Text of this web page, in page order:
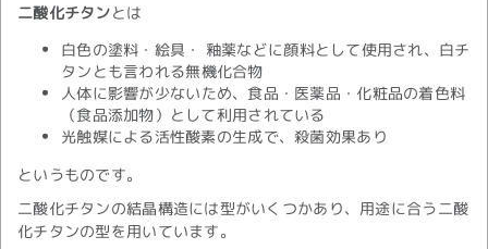
二酸化チタンとは
白色の塗料・絵具・ 釉薬などに顔料として使用され、白チ
タンとも言われる無機化合物
人体に影響が少ないため、食品・医薬品・化粧品の着色料
（食品添加物）として利用されている
光触媒による活性酸素の生成で、殺菌効果あり
というものです。
二酸化チタンの結晶構造には型がいくつかあり、用途に合う二酸
化チタンの型を用いています。